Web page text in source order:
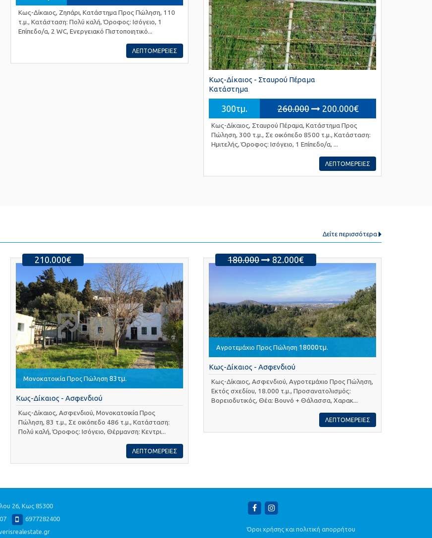
Κως-Δίκαιος, Ζηπάρι, Κατάστημα Προς Πώληση, 110
τ.μ., Κατάσταση: Πολύ καλή, Όροφος: Ισόγειο, 1
Επίπεδο/α, 2 WC, Ενεργειακό Πιστοποιητικό...
ΛΕΠΤΟΜΕΡΕΙΕΣ
Κως-Δίκαιος - Σταυρού Πέραμα
Κατάστημα
300τμ. 260.000 200.000€
Κως-Δίκαιος, Σταυρού Πέραμα, Κατάστημα Προς
Πώληση, 300 τ.μ., Σε οικόπεδο 8500 τ.μ., Κατάσταση:
Ημιτελής, Όροφος: Ισόγειο, 1 Επίπεδο/α, ...
ΛΕΠΤΟΜΕΡΕΙΕΣ
Δείτε περισσότερα
210.000€
Μονοκατοικία Προς Πώληση 83τμ.
Κως-Δίκαιος - Ασφενδιού
Κως-Δίκαιος, Ασφενδιού, Μονοκατοικία Προς
Πώληση, 83 τ.μ., Σε οικόπεδο 486 τ.μ., Κατάσταση:
Πολύ καλή, Όροφος: Ισόγειο, Θέρμανση: Κεντρι...
ΛΕΠΤΟΜΕΡΕΙΕΣ
180.000 82.000€
Αγροτεμάχιο Προς Πώληση 18000τμ.
Κως-Δίκαιος - Ασφενδιού
Κως-Δίκαιος, Ασφενδιού, Αγροτεμάχιο Προς Πώληση,
Εκτός σχεδίου, 18.000 τ.μ., Προσανατολισμός:
Βορειοδυτικός, Θέα: Βουνό + Θάλασσα, Χαρακ...
ΛΕΠΤΟΜΕΡΕΙΕΣ
26, Κως 85300
6977282400
Όροι χρήσης και πολιτική απορρήτου